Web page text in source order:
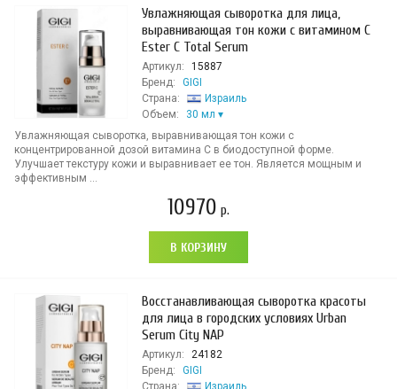
Увлажняющая сыворотка для лица,
выравнивающая тон кожи с витамином С
Ester C Total Serum
Артикул:
15887
Бренд:
GIGI
Страна:
Израиль
Объем:
30 мл
Увлажняющая сыворотка, выравнивающая тон кожи с
концентрированной дозой витамина С в биодоступной форме.
Улучшает текстуру кожи и выравнивает ее тон. Является мощным и
эффективным ...
10970 р.
В КОРЗИНУ
Восстанавливающая сыворотка красоты
для лица в городских условиях Urban
Serum City NAP
Артикул:
24182
Бренд:
GIGI
Страна:
Израиль